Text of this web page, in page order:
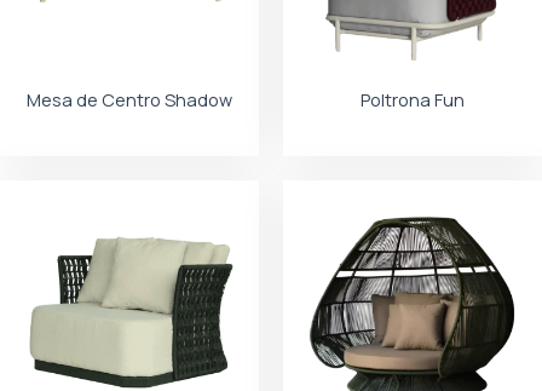
Mesa de Centro Shadow Poltrona Fun